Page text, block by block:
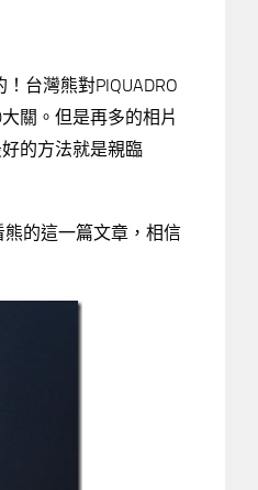
台灣熊對PIQUADRO
關。但是再多的相片
的方法就是親臨
熊的這一篇文章，相信